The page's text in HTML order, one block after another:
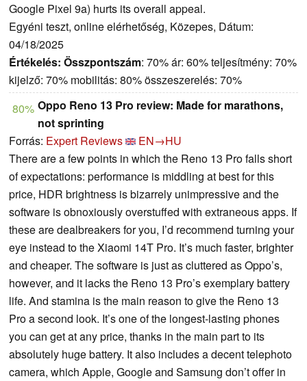
Google Pixel 9a) hurts its overall appeal.
Egyéni teszt, online elérhetőség, Közepes, Dátum:
04/18/2025
Értékelés: Összpontszám: 70% ár: 60% teljesítmény: 70%
kijelző: 70% mobilitás: 80% összeszerelés: 70%
80% Oppo Reno 13 Pro review: Made for marathons,
not sprinting
Forrás: Expert Reviews
EN→HU
There are a few points in which the Reno 13 Pro falls short
of expectations: performance is middling at best for this
price, HDR brightness is bizarrely unimpressive and the
software is obnoxiously overstuffed with extraneous apps. If
these are dealbreakers for you, I’d recommend turning your
eye instead to the Xiaomi 14T Pro. It’s much faster, brighter
and cheaper. The software is just as cluttered as Oppo’s,
however, and it lacks the Reno 13 Pro’s exemplary battery
life. And stamina is the main reason to give the Reno 13
Pro a second look. It’s one of the longest-lasting phones
you can get at any price, thanks in the main part to its
absolutely huge battery. It also includes a decent telephoto
camera, which Apple, Google and Samsung don’t offer in